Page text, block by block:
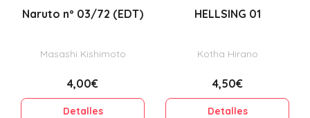
Naruto nº 03/72 (EDT)
Masashi Kishimoto
4,00€
Detalles
HELLSING 01
Kotha Hirano
4,50€
Detalles